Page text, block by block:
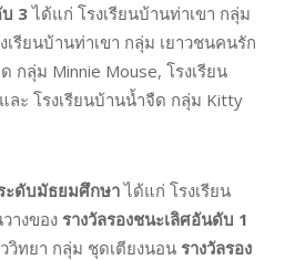
3ได้แก่ โรงเรียนบ้านท่าเขา กลุ่ม
รียนบ้านท่าเขา กลุ่ม เยาวชนคนรัก
กลุ่ม Minnie Mouse, โรงเรียน
ละ โรงเรียนบ้านน้ำจืด กลุ่ม Kitty
ะดับมัธยมศึกษาได้แก่ โรงเรียน
างของ รางวัลรองชนะเลิศอันดับ 1
วิทยา กลุ่ม ชุดเตียงนอน รางวัลรอง